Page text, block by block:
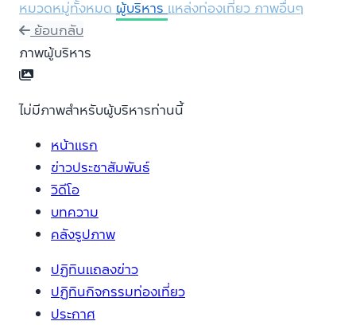
หมวดหมู่ทั้งหมด ผู้บริหาร แหล่งท่องเที่ยว ภาพอื่นๆ
ย้อนกลับ
ภาพผู้บริหาร
ไม่มีภาพสำหรับผู้บริหารท่านนี้
หน้าแรก
ข่าวประชาสัมพันธ์
วิดีโอ
บทความ
คลังรูปภาพ
ปฏิทินแถลงข่าว
ปฏิทินกิจกรรมท่องเที่ยว
ประกาศ